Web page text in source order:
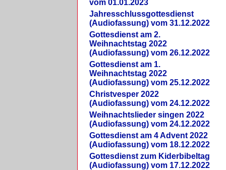
vom 01.01.2023
Jahresschlussgottesdienst
(Audiofassung) vom 31.12.2022
Gottesdienst am 2.
Weihnachtstag 2022
(Audiofassung) vom 26.12.2022
Gottesdienst am 1.
Weihnachtstag 2022
(Audiofassung) vom 25.12.2022
Christvesper 2022
(Audiofassung) vom 24.12.2022
Weihnachtslieder singen 2022
(Audiofassung) vom 24.12.2022
Gottesdienst am 4 Advent 2022
(Audiofassung) vom 18.12.2022
Gottesdienst zum Kiderbibeltag
(Audiofassung) vom 17.12.2022